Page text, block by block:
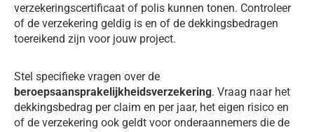
verzekeringscertificaat of polis kunnen tonen. Controleer
of de verzekering geldig is en of de dekkingsbedragen
toereikend zijn voor jouw project.
Stel specifieke vragen over de
beroepsaansprakelijkheidsverzekering. Vraag naar het
dekkingsbedrag per claim en per jaar, het eigen risico en
of de verzekering ook geldt voor onderaannemers die de